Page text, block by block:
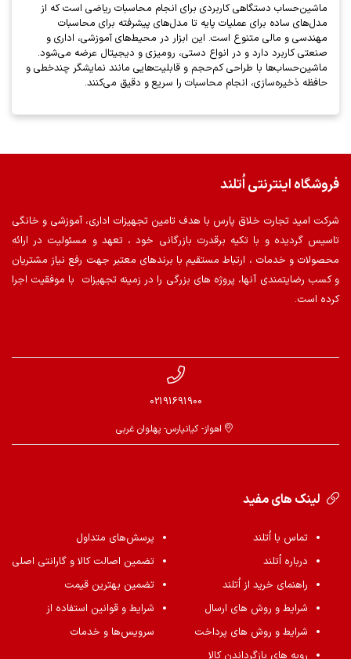
ماشین‌حساب دستگاهی کاربردی برای انجام محاسبات ریاضی است که از
مدل‌های ساده برای عملیات پایه تا مدل‌های پیشرفته برای محاسبات
مهندسی و مالی متنوع است. این ابزار در محیط‌های آموزشی، اداری و
صنعتی کاربرد دارد و در انواع دستی، رومیزی و دیجیتال عرضه می‌شود.
ماشین‌حساب‌ها با طراحی کم‌حجم و قابلیت‌هایی مانند نمایشگر چندخطی و
حافظه ذخیره‌سازی، انجام محاسبات را سریع و دقیق می‌کنند.
فروشگاه اینترنتی اُتلند
شرکت امید تجارت خلاق پارس با هدف تامین تجهیزات اداری، آموزشی و خانگی
تاسیس گردیده و با تکیه برقدرت بازرگانی خود ، تعهد و مسئولیت در ارائه
محصولات و خدمات ، ارتباط مستقیم با برندهای معتبر جهت رفع نیاز مشتریان
و کسب رضایتمندی آنها، پروژه های بزرگی را در زمینه تجهیزات با موفقیت اجرا
کرده است.
02191691900
اهواز- کیانپارس- پهلوان غربی
لینک های مفید
تماس با اُتلند
درباره اُتلند
راهنمای خرید از اُتلند
شرایط و روش های ارسال
شرایط و روش های پرداخت
پرسش‌های متداول
تضمین اصالت کالا و گارانتی اصلی
تضمین بهترین قیمت
شرایط و قوانین استفاده از
سرویس‌ها و خدمات